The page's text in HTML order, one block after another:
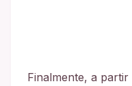
Finalmente, a